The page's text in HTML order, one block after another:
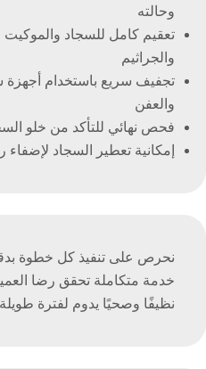
وحالته
تعقيم كامل للسجاد والموكيت
والجراثيم
تجفيف سريع باستخدام
والعفن
فحص نهائي للتأكد من خلو
إمكانية تعطير السجاد لإضفاء
نحرص على تنفيذ كل خطوة
خدمة متكاملة تحقق رضا
نظيفًا وصحيًا يدوم لفترة